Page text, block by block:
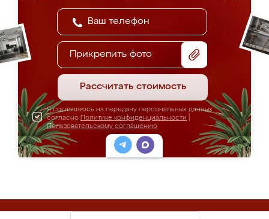
Прикрепить фото
Рассчитать стоимость
Я соглашаюсь на передачу персональных данных
согласно Политике конфиденциальности
Пользовательскому соглашению